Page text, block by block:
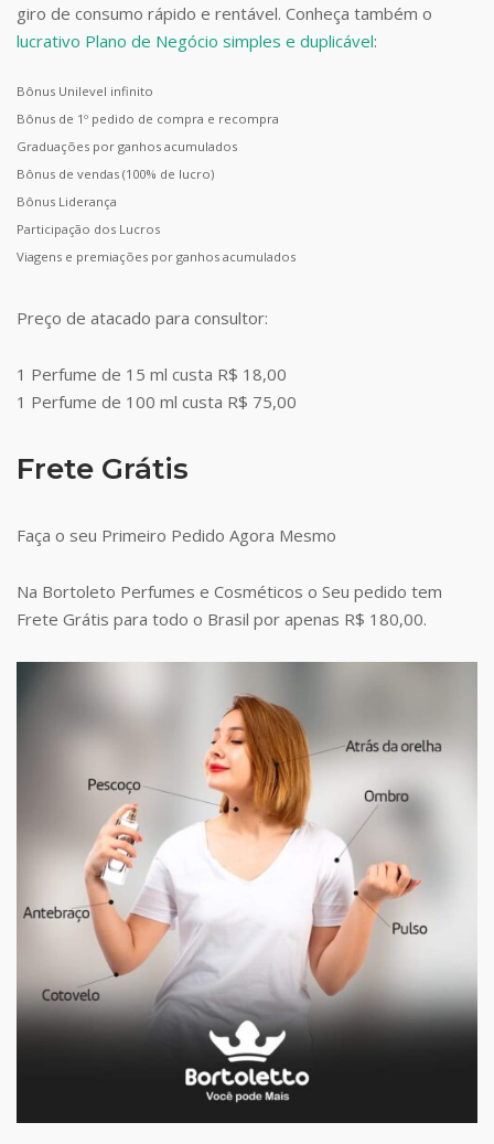
giro de consumo rápido e rentável. Conheça também o
lucrativo Plano de Negócio simples e duplicável:
Bônus Unilevel infinito
Bônus de 1º pedido de compra e recompra
Graduações por ganhos acumulados
Bônus de vendas (100% de lucro)
Bônus Liderança
Participação dos Lucros
Viagens e premiações por ganhos acumulados
Preço de atacado para consultor:
1 Perfume de 15 ml custa R$ 18,00
1 Perfume de 100 ml custa R$ 75,00
Frete Grátis
Faça o seu Primeiro Pedido Agora Mesmo
Na Bortoleto Perfumes e Cosméticos o Seu pedido tem
Frete Grátis para todo o Brasil por apenas R$ 180,00.